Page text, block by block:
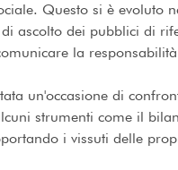
Questo si è evoluto
ascolto dei pubblici di
la
un'occasione di
strumenti come il
i vissuti delle